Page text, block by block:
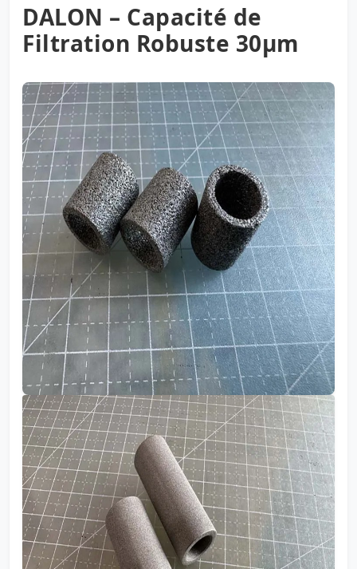
DALON – Capacité de
Filtration Robuste 30µm